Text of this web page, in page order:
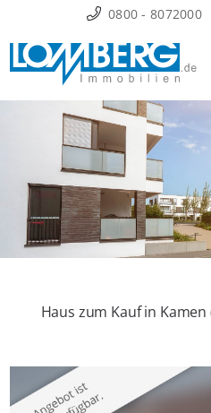
Inhalt
springen
0800 - 8072000
Haus zum Kauf in